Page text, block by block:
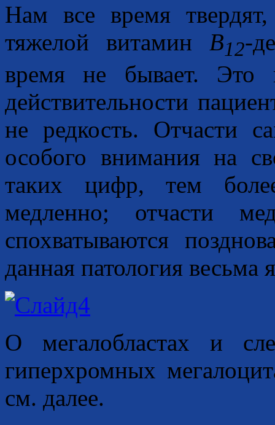
Нам все время
тяжелой витамин B12-
время не бывает. Это
действительности
не редкость. Отчасти
особого внимания на
таких цифр, тем
медленно; отчасти
спохватываются
данная патология
О мегалобластах и
гиперхромных
см. далее.